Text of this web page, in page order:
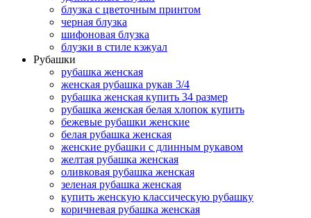
блузка с цветочным принтом
черная блузка
шифоновая блузка
блузки в стиле кэжуал
Рубашки
рубашка женская
женская рубашка рукав 3/4
рубашка женская купить 34 размер
рубашка женская белая хлопок купить
бежевые рубашки женские
белая рубашка женская
женские рубашки с длинным рукавом
желтая рубашка женская
оливковая рубашка женская
зеленая рубашка женская
купить женскую классическую рубашку
коричневая рубашка женская